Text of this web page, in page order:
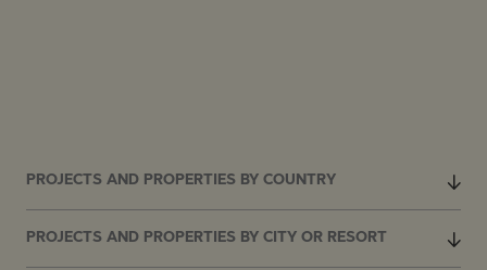
PROJECTS AND PROPERTIES BY COUNTRY
PROJECTS AND PROPERTIES BY CITY OR RESORT